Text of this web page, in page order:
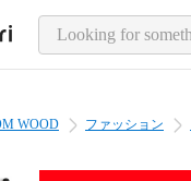
WOOD ファッション